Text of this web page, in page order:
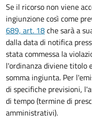
Se il ricorso non viene
ingiunzione così come
689, art. 18che sarà a
dalla data di notifica
stata commessa la
l'ordinanza diviene titolo
somma ingiunta. Per
di specifiche previsioni,
di tempo (termine di
amministrativi).